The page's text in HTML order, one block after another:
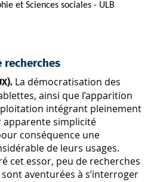
et Sciences sociales - ULB
recherches
La démocratisation des
ainsi que l’apparition
intégrant pleinement
apparente simplicité
conséquence une
de leurs usages.
cet essor, peu de recherches
aventurées à s’interroger